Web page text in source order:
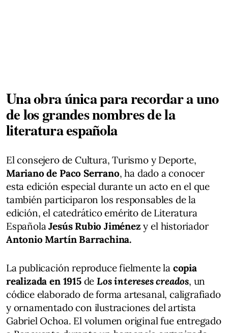
Una obra única para recordar a uno
de los grandes nombres de la
literatura española
El consejero de Cultura, Turismo y Deporte,
Mariano de Paco Serrano, ha dado a conocer
esta edición especial durante un acto en el que
también participaron los responsables de la
edición, el catedrático emérito de Literatura
EspañolaJesús Rubio Jiménez y el historiador
Antonio Martín Barrachina.
La publicación reproduce fielmente la copia
realizada en 1915deLos intereses creados, un
códice elaborado de forma artesanal, caligrafiado
y ornamentado con ilustraciones del artista
Gabriel Ochoa. El volumen original fue entregado